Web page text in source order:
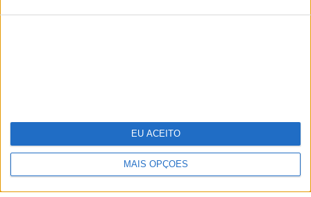
MAIS OPÇÕES
EU ACEITO